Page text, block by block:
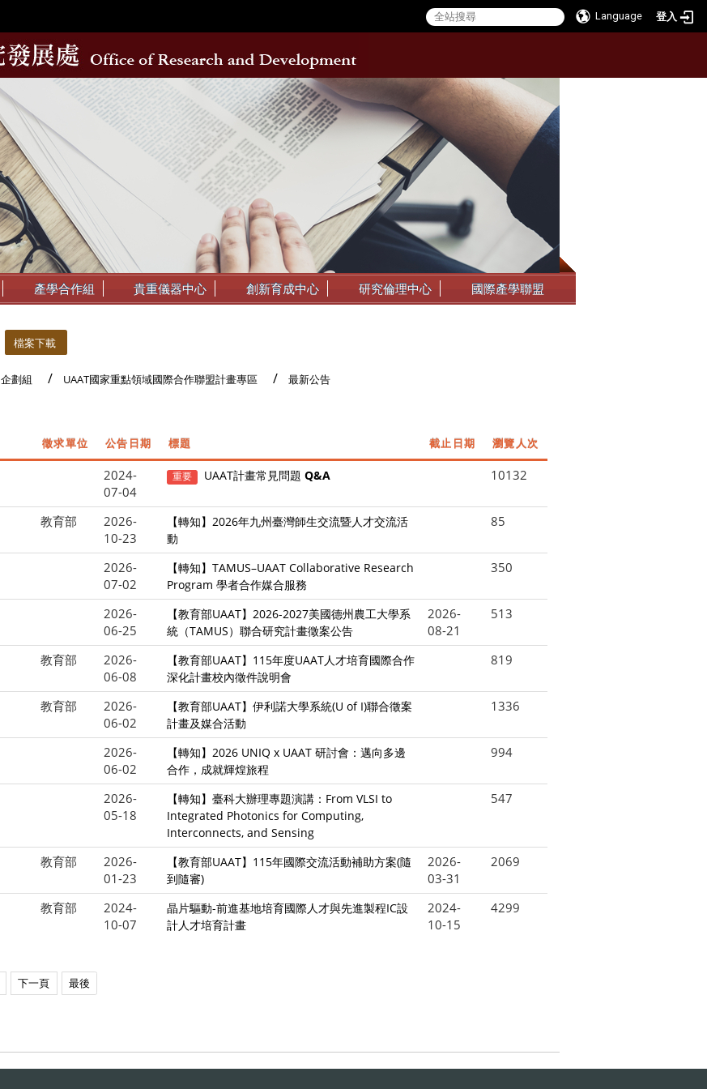
Language 登入
產學合作組 貴重儀器中心 創新育成中心 研究倫理中心 國際產學聯盟
檔案下載
企劃組 UAAT國家重點領域國際合作聯盟計畫專區 最新公告
徵求單位 公告日期 標題 截止日期 瀏覽人次
2024-
07-04
重要 UAAT計畫常見問題 Q&A 10132
教育部
2026-
10-23
【轉知】2026年九州臺灣師生交流暨人才交流活
動
85
2026-
07-02
【轉知】TAMUS–UAAT Collaborative Research
Program 學者合作媒合服務
350
2026-
06-25
【教育部UAAT】2026-2027美國德州農工大學系
統（TAMUS）聯合研究計畫徵案公告
2026-
08-21
513
教育部
2026-
06-08
【教育部UAAT】115年度UAAT人才培育國際合作
深化計畫校內徵件說明會
819
教育部
2026-
06-02
【教育部UAAT】伊利諾大學系統(U of I)聯合徵案
計畫及媒合活動
1336
2026-
06-02
【轉知】2026 UNIQ x UAAT 研討會：邁向多邊
合作，成就輝煌旅程
994
2026-
05-18
【轉知】臺科大辦理專題演講：From VLSI to
Integrated Photonics for Computing,
Interconnects, and Sensing
547
教育部
2026-
01-23
【教育部UAAT】115年國際交流活動補助方案(隨
到隨審)
2026-
03-31
2069
教育部
2024-
10-07
晶片驅動-前進基地培育國際人才與先進製程IC設
計人才培育計畫
2024-
10-15
4299
下一頁 最後